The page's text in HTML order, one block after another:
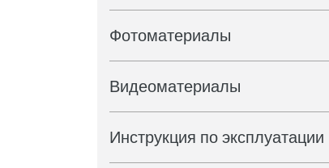
Фотоматериалы
Видеоматериалы
Инструкция по эксплуатации